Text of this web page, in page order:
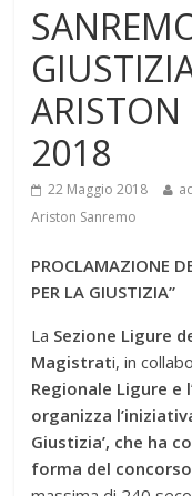
2018
22 Maggio 2018
Ariston Sanremo
PROCLAMAZIONE
PER LA GIUSTIZIA”
La Sezione Ligure
Magistrati, in
Regionale Ligure e
organizza
Giustizia’, che ha
forma del